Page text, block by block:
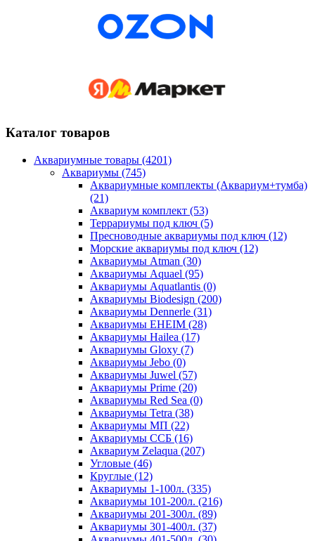
Каталог товаров
Аквариумные товары (4201)
Аквариумы (745)
Аквариумные комплекты (Аквариум+тумба)
(21)
Аквариум комплект (53)
Террариумы под ключ (5)
Пресноводные аквариумы под ключ (12)
Морские аквариумы под ключ (12)
Аквариумы Atman (30)
Аквариумы Aquael (95)
Аквариумы Aquatlantis (0)
Аквариумы Biodesign (200)
Аквариумы Dennerle (31)
Аквариумы EHEIM (28)
Аквариумы Hailea (17)
Аквариумы Gloxy (7)
Аквариумы Jebo (0)
Аквариумы Juwel (57)
Аквариумы Prime (20)
Аквариумы Red Sea (0)
Аквариумы Tetra (38)
Аквариумы МП (22)
Аквариумы ССБ (16)
Аквариум Zelaqua (207)
Угловые (46)
Круглые (12)
Аквариумы 1-100л. (335)
Аквариумы 101-200л. (216)
Аквариумы 201-300л. (89)
Аквариумы 301-400л. (37)